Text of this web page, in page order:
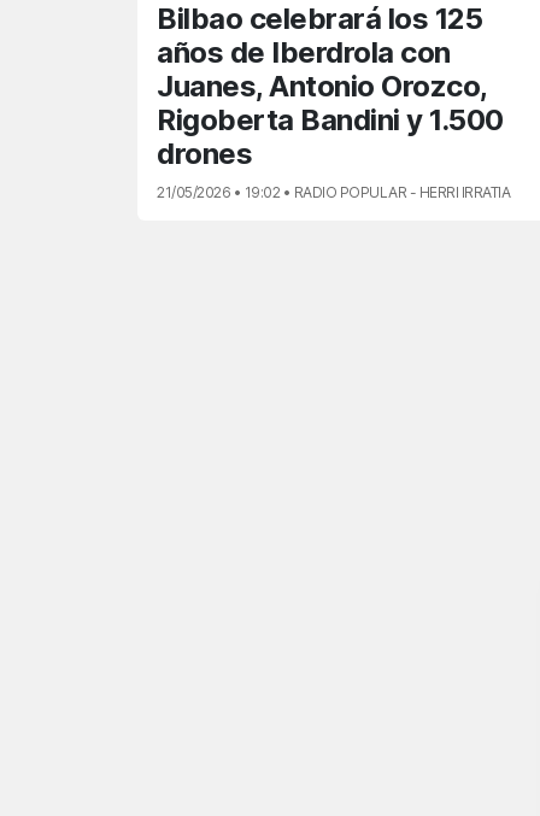
Bilbao celebrará los 125
años de Iberdrola con
Juanes, Antonio Orozco,
Rigoberta Bandini y 1.500
drones
21/05/2026 • 19:02 • RADIO POPULAR - HERRI IRRATIA